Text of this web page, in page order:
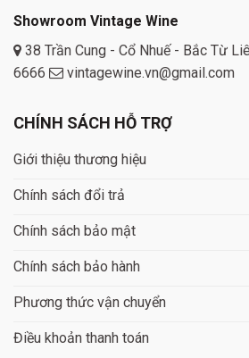
Showroom Vintage Wine
38 Trần Cung - Cổ Nhuế - Bắc Từ
6666
vintagewine.vn@gmail.com
CHÍNH SÁCH HỖ TRỢ
Giới thiệu thương hiệu
Chính sách đổi trả
Chính sách bảo mật
Chính sách bảo hành
Phương thức vận chuyển
Điều khoản thanh toán